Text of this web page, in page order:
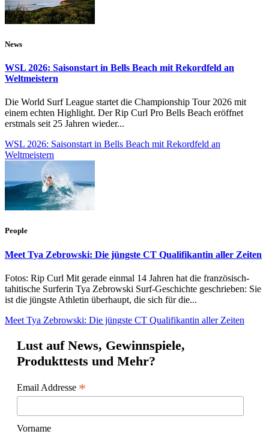
News
WSL 2026: Saisonstart in Bells Beach mit Rekordfeld an
Weltmeistern
Die World Surf League startet die Championship Tour 2026 mit
einem echten Highlight. Der Rip Curl Pro Bells Beach eröffnet
erstmals seit 25 Jahren wieder...
WSL 2026: Saisonstart in Bells Beach mit Rekordfeld an
Weltmeistern
People
Meet Tya Zebrowski: Die jüngste CT Qualifikantin aller Zeiten
Fotos: Rip Curl Mit gerade einmal 14 Jahren hat die französisch-
tahitische Surferin Tya Zebrowski Surf-Geschichte geschrieben: Sie
ist die jüngste Athletin überhaupt, die sich für die...
Meet Tya Zebrowski: Die jüngste CT Qualifikantin aller Zeiten
Lust auf News, Gewinnspiele,
Produkttests und Mehr?
Email Addresse *
Vorname